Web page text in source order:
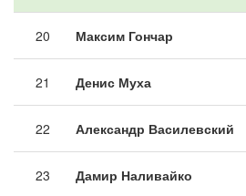
20 Максим Гончар
21 Денис Муха
22 Александр Василевский
23 Дамир Наливайко